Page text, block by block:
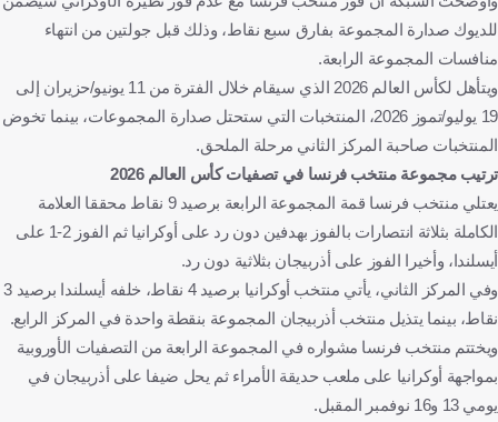
للديوك صدارة المجموعة بفارق سبع نقاط، وذلك قبل جولتين من انتهاء
منافسات المجموعة الرابعة.
ويتأهل لكأس العالم 2026 الذي سيقام خلال الفترة من 11 يونيو/حزيران إلى
19 يوليو/تموز 2026، المنتخبات التي ستحتل صدارة المجموعات، بينما تخوض
المنتخبات صاحبة المركز الثاني مرحلة الملحق.
ترتيب مجموعة منتخب فرنسا في تصفيات كأس العالم 2026
يعتلي منتخب فرنسا قمة المجموعة الرابعة برصيد 9 نقاط محققا العلامة
الكاملة بثلاثة انتصارات بالفوز بهدفين دون رد على أوكرانيا ثم الفوز 2-1 على
أيسلندا، وأخيرا الفوز على أذربيجان بثلاثية دون رد.
وفي المركز الثاني، يأتي منتخب أوكرانيا برصيد 4 نقاط، خلفه أيسلندا برصيد 3
نقاط، بينما يتذيل منتخب أذربيجان المجموعة بنقطة واحدة في المركز الرابع.
ويختتم منتخب فرنسا مشواره في المجموعة الرابعة من التصفيات الأوروبية
بمواجهة أوكرانيا على ملعب حديقة الأمراء ثم يحل ضيفا على أذربيجان في
يومي 13 و16 نوفمبر المقبل.